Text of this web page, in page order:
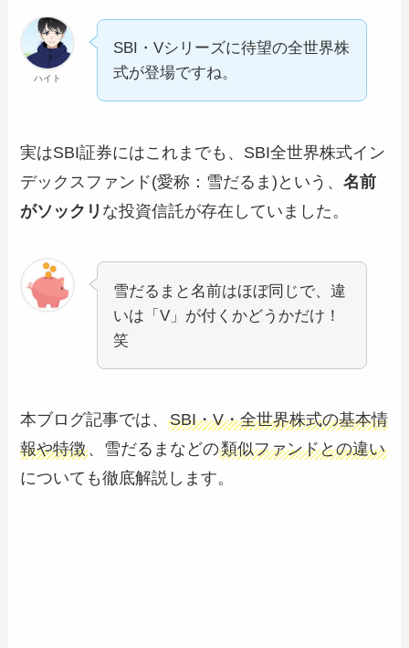
ハイト
SBI・Vシリーズに待望の全世界株
式が登場ですね。
実はSBI証券にはこれまでも、SBI全世界株式イン
デックスファンド(愛称：雪だるま)という、名前
がソックリ な投資信託が存在していました。
雪だるまと名前はほぼ同じで、違
いは「V」が付くかどうかだけ！
笑
本ブログ記事では、SBI・V・全世界株式の基本情
報や特徴、雪だるまなどの類似ファンドとの違い
についても徹底解説します。